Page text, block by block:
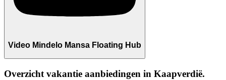
Video Mindelo Mansa Floating Hub
Overzicht vakantie aanbiedingen in Kaapverdië.